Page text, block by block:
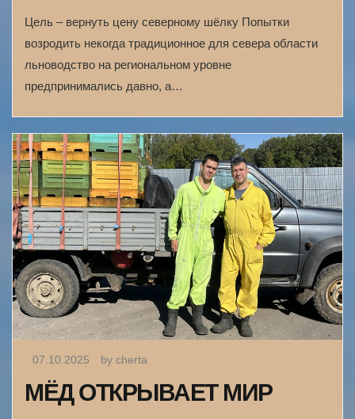
Цель – вернуть цену северному шёлку Попытки
возродить некогда традиционное для севера области
льноводство на региональном уровне
предпринимались давно, а…
07.10.2025 by cherta
МЁД ОТКРЫВАЕТ МИР